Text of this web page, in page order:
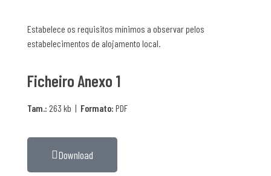
Estabelece os requisitos mínimos a observar pelos
estabelecimentos de alojamento local.
Ficheiro Anexo 1
Tam.: 263 kb | Formato: PDF
Download